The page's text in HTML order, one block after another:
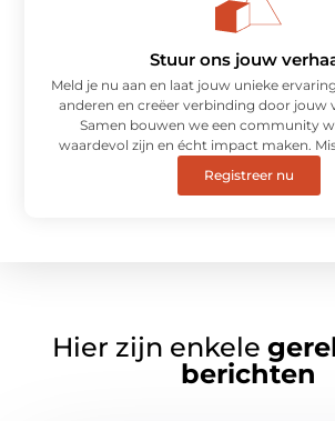
Stuur ons jouw
Meld je nu aan en laat jouw unieke
anderen en creëer verbinding door jouw
Samen bouwen we een community
waardevol zijn en écht impact maken.
Registreer nu
Hier zijn enkele
berichten